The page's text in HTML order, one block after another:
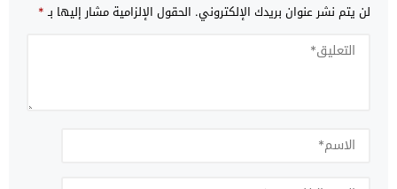
لن يتم نشر عنوان بريدك الإلكتروني. الحقول الإلزامية مشار إليها بـ*